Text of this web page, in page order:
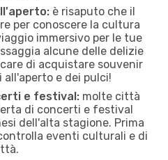
è risaputo che il
per conoscere la cultura
immersivo per le tue
alcune delle delizie
di acquistare souvenir
e dei pulci!
e festival: molte città
di concerti e festival
dell'alta stagione. Prima
eventi culturali e di